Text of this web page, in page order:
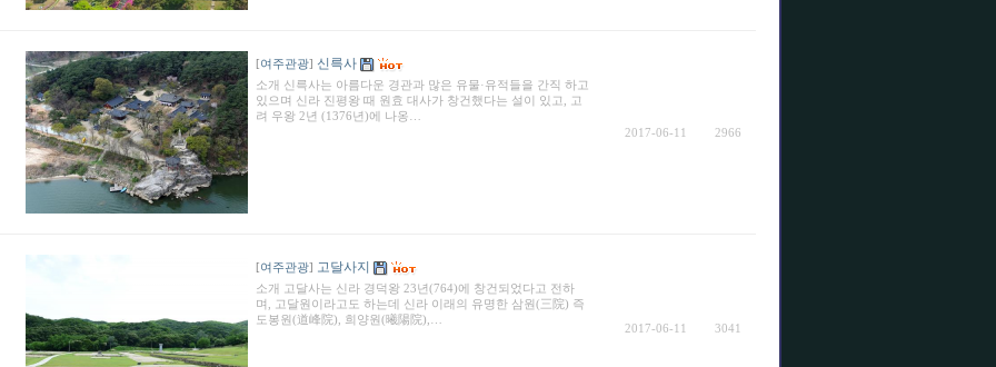
[여주관광] 신륵사
소개 신륵사는 아름다운 경관과 많은 유물·유적들을 간직 하고
있으며 신라 진평왕 때 원효 대사가 창건했다는 설이 있고, 고
려 우왕 2년 (1376년)에 나옹…
2017-06-11 2966
[여주관광] 고달사지
소개 고달사는 신라 경덕왕 23년(764)에 창건되었다고 전하
며, 고달원이라고도 하는데 신라 이래의 유명한 삼원(三院) 즉
도봉원(道峰院), 희양원(曦陽院),…
2017-06-11 3041